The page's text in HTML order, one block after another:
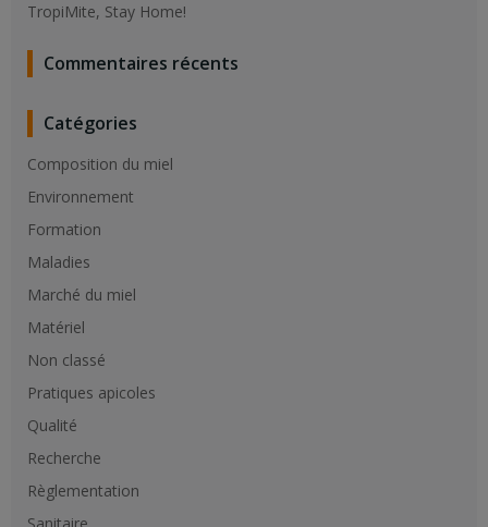
TropiMite, Stay Home!
Commentaires récents
Catégories
Composition du miel
Environnement
Formation
Maladies
Marché du miel
Matériel
Non classé
Pratiques apicoles
Qualité
Recherche
Règlementation